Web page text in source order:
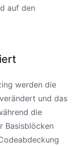
auf den
werden die
und das
die
Basisblöcken